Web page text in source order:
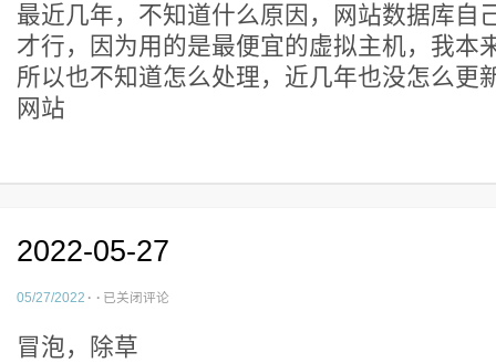
最近几年，不知道什么原因，网站数据库自
才行，因为用的是最便宜的虚拟主机，我本
所以也不知道怎么处理，近几年也没怎么更
网站
2022-05-27
05/27/2022 · · 2022-
27
已关闭评论
冒泡，除草